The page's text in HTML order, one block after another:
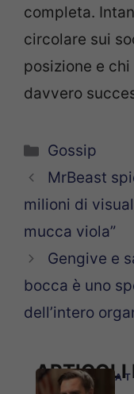
completa.
circolare sui
posizione e
davvero
Categorie
Gossip
MrBeast
milioni di
mucca viola”
Gengive e
bocca è uno
dell’intero
ARTICOLI